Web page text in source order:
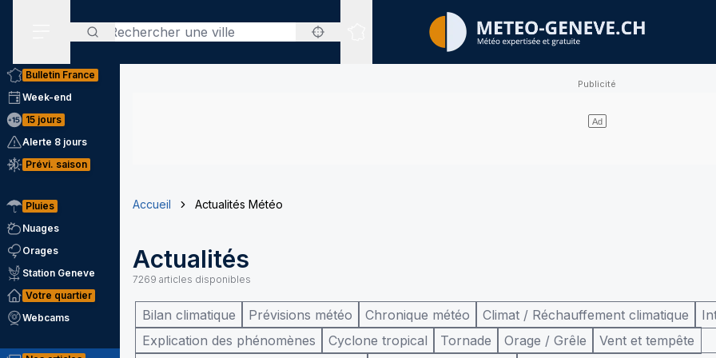
Rechercher
Sites expertisés
Bulletin France
Week-end
15 jours
Alerte 8 jours
Prévi. saison
Pluies
Nuages
Orages
Station Geneve
Votre quartier
Webcams
Accueil Actualités Météo
Actualités
7269 articles disponibles
Bilan climatique Prévisions météo Chronique météo Climat / Réchauffement climatique
Explication des phénomènes
Cyclone tropical Tornade Orage / Grêle
Vent et tempête